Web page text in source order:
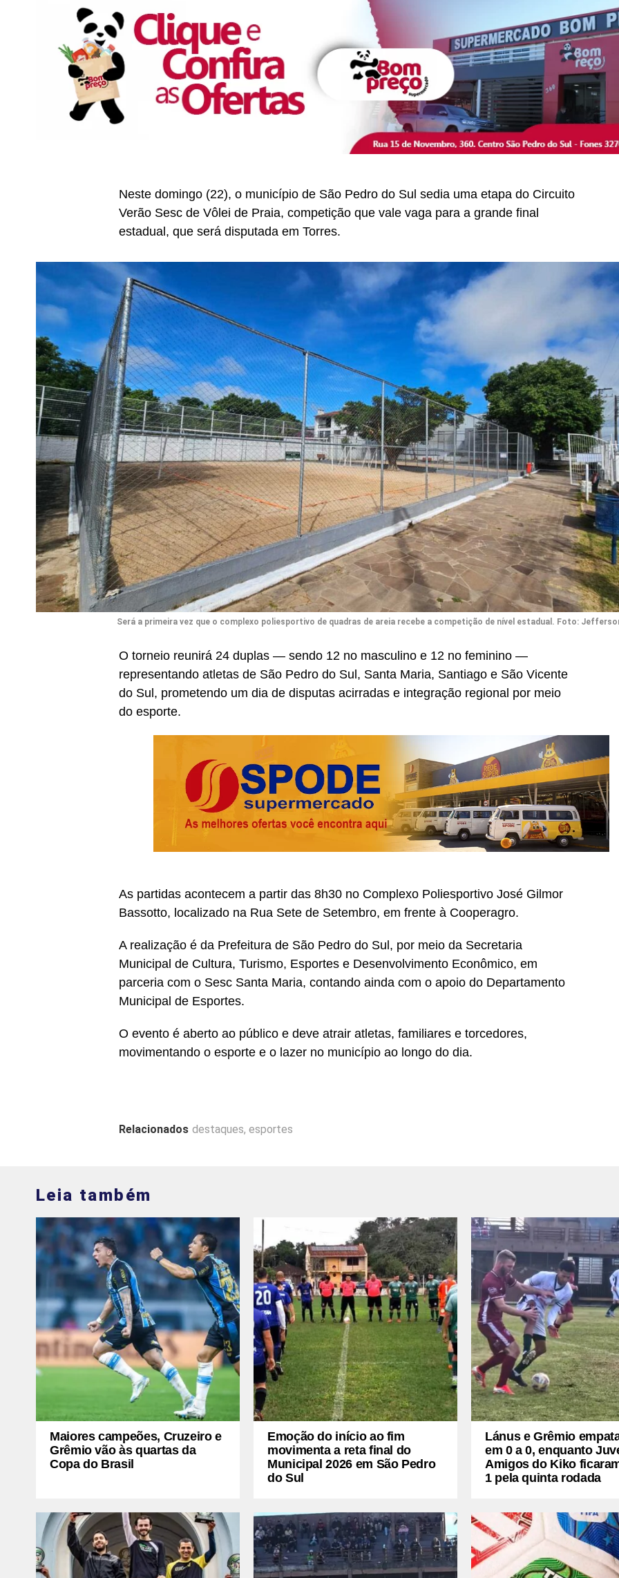
Neste domingo (22), o município de São Pedro do Sul sedia uma etapa do Circuito
Verão Sesc de Vôlei de Praia, competição que vale vaga para a grande final
estadual, que será disputada em Torres.
Será a primeira vez que o complexo poliesportivo de quadras de areia recebe a competição de nível estadual. Foto:
O torneio reunirá 24 duplas — sendo 12 no masculino e 12 no feminino —
representando atletas de São Pedro do Sul, Santa Maria, Santiago e São Vicente
do Sul, prometendo um dia de disputas acirradas e integração regional por meio
do esporte.
As partidas acontecem a partir das 8h30 no Complexo Poliesportivo José Gilmor
Bassotto, localizado na Rua Sete de Setembro, em frente à Cooperagro.
A realização é da Prefeitura de São Pedro do Sul, por meio da Secretaria
Municipal de Cultura, Turismo, Esportes e Desenvolvimento Econômico, em
parceria com o Sesc Santa Maria, contando ainda com o apoio do Departamento
Municipal de Esportes.
O evento é aberto ao público e deve atrair atletas, familiares e torcedores,
movimentando o esporte e o lazer no município ao longo do dia.
Relacionados destaques, esportes
Leia também
Maiores campeões, Cruzeiro e
Grêmio vão às quartas da
Copa do Brasil
Emoção do início ao fim
movimenta a reta final do
Municipal 2026 em São Pedro
do Sul
Lánus e Grêmio
em 0 a 0, enquanto
Amigos do Kiko
1 pela quinta rodada